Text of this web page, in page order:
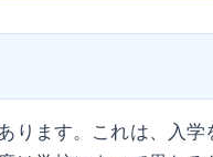
ります。これは、入学